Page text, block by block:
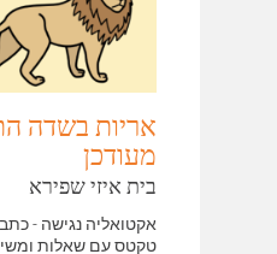
אריות בשדה
מעודכן
בית איזי שפירא
אקטואליה נגישה -
טקטס עם שאלות